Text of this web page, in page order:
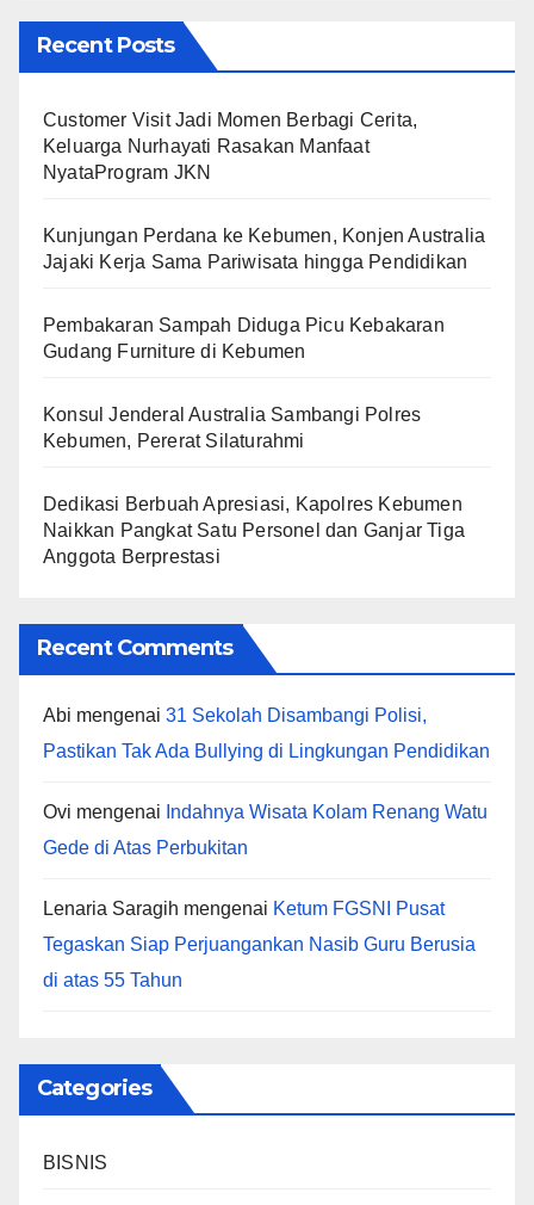
Recent Posts
Customer Visit Jadi Momen Berbagi Cerita,
Keluarga Nurhayati Rasakan Manfaat
NyataProgram JKN
Kunjungan Perdana ke Kebumen, Konjen Australia
Jajaki Kerja Sama Pariwisata hingga Pendidikan
Pembakaran Sampah Diduga Picu Kebakaran
Gudang Furniture di Kebumen
Konsul Jenderal Australia Sambangi Polres
Kebumen, Pererat Silaturahmi
Dedikasi Berbuah Apresiasi, Kapolres Kebumen
Naikkan Pangkat Satu Personel dan Ganjar Tiga
Anggota Berprestasi
Recent Comments
Abi mengenai 31 Sekolah Disambangi Polisi,
Pastikan Tak Ada Bullying di Lingkungan Pendidikan
Ovi mengenai Indahnya Wisata Kolam Renang Watu
Gede di Atas Perbukitan
Lenaria Saragih mengenai Ketum FGSNI Pusat
Tegaskan Siap Perjuangankan Nasib Guru Berusia
di atas 55 Tahun
Categories
BISNIS